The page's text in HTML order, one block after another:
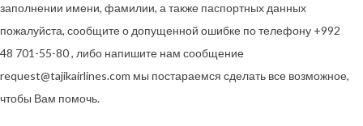
заполнении имени, фамилии, а также паспортных данных
пожалуйста, сообщите о допущенной ошибке по телефону +992
48 701-55-80 , либо напишите нам сообщение
request@tajikairlines.com мы постараемся сделать все возможное,
чтобы Вам помочь.